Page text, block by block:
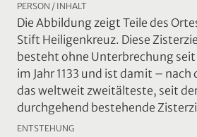
PERSON / INHALT
Die Abbildung zeigt Teile des
Stift Heiligenkreuz. Diese
besteht ohne Unterbrechung
im Jahr 1133 und ist damit –
das weltweit zweitälteste, seit
durchgehend bestehende
ENTSTEHUNG